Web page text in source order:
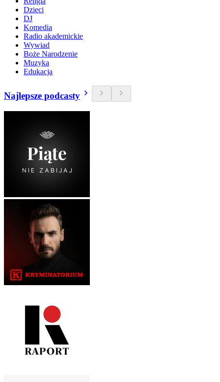
Dzieci
DJ
Komedia
Radio akademickie
Wywiad
Boże Narodzenie
Muzyka
Edukacja
Najlepsze podcasty